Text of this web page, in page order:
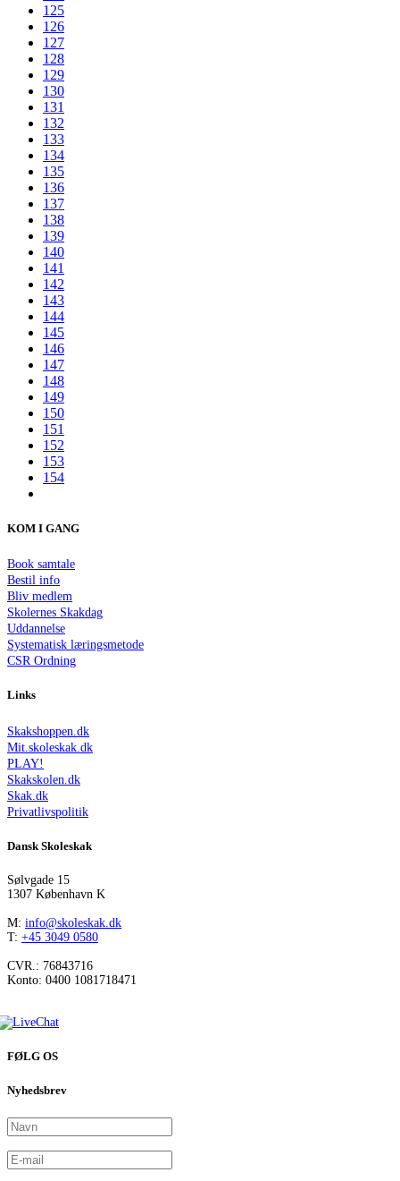
125
126
127
128
129
130
131
132
133
134
135
136
137
138
139
140
141
142
143
144
145
146
147
148
149
150
151
152
153
154
KOM I GANG
Book samtale
Bestil info
Bliv medlem
Skolernes Skakdag
Uddannelse
Systematisk læringsmetode
CSR Ordning
Links
Skakshoppen.dk
Mit.skoleskak.dk
PLAY!
Skakskolen.dk
Skak.dk
Privatlivspolitik
Dansk Skoleskak
Sølvgade 15
1307 København K
M: info@skoleskak.dk
T: +45 3049 0580
CVR.: 76843716
Konto: 0400 1081718471
FØLG OS
Nyhedsbrev